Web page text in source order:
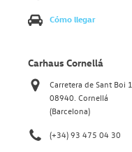
Cómo llegar
Carhaus Cornellá
Carretera de Sant Boi
08940. Cornellá
(Barcelona)
(+34) 93 475 04 30